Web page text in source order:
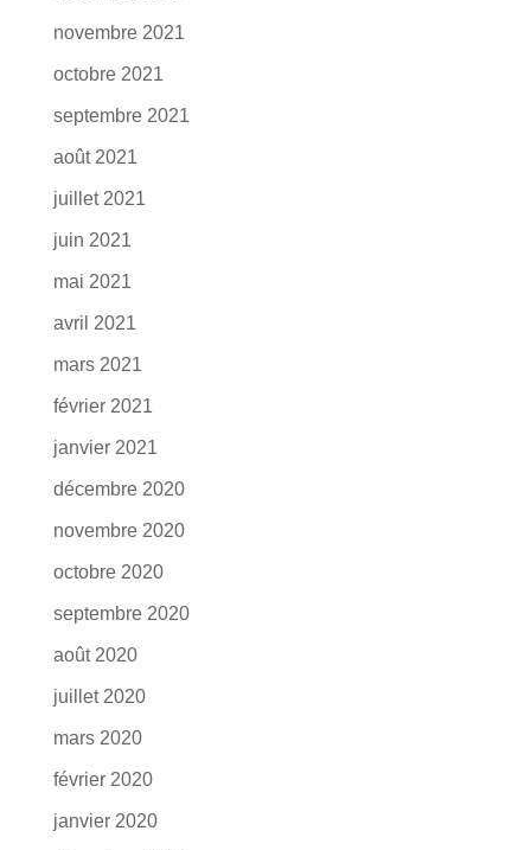
novembre 2021
octobre 2021
septembre 2021
août 2021
juillet 2021
juin 2021
mai 2021
avril 2021
mars 2021
février 2021
janvier 2021
décembre 2020
novembre 2020
octobre 2020
septembre 2020
août 2020
juillet 2020
mars 2020
février 2020
janvier 2020